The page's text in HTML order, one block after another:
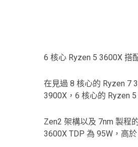
6 核心 Ryzen 5 3600X 搭
在見過 8 核心的 Ryzen 7
3900X，6 核心的 Ryzen
Zen2 架構以及 7nm 製程
3600X TDP 為 95W，高